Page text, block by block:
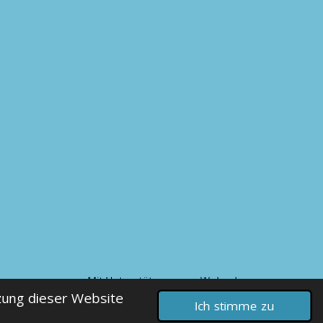
dieser Website
Ich stimme zu
Mit Unterstützung vonWebador